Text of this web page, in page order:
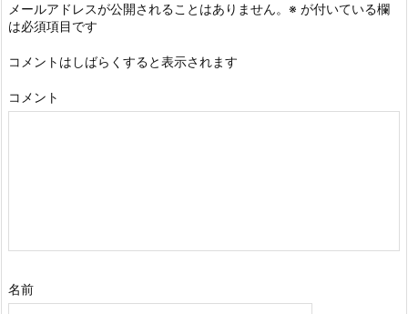
メールアドレスが公開されることはありません。 ※ が付いている欄
は必須項目です
コメントはしばらくすると表示されます
コメント
名前